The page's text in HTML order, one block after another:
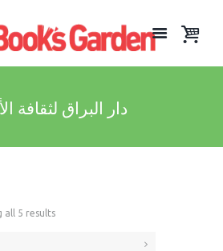
دار البراق لثقافة
all 5 resultsSorted